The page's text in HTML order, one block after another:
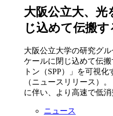
大阪公立大、光
じ込めて伝搬
大阪公立大学の研究グ
ケールに閉じ込めて伝
トン（SPP）」を可視
（ニュースリリース）
に伴い、より高速で低消
ニュース